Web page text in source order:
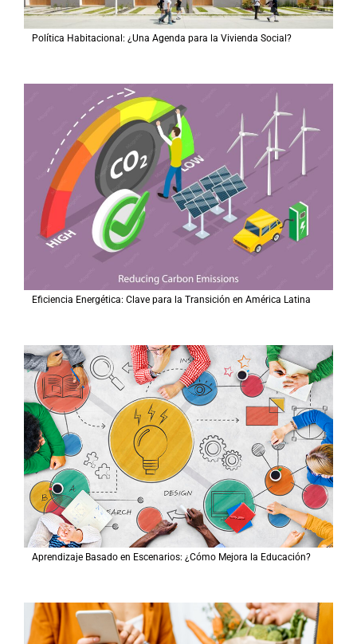
Política Habitacional: ¿Una Agenda para la Vivienda Social?
Eficiencia Energética: Clave para la Transición en América Latina
Aprendizaje Basado en Escenarios: ¿Cómo Mejora la Educación?